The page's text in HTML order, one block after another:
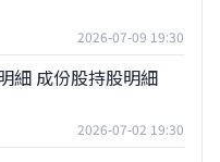
2026-07-09 19:30
細 成份股持股明細
2026-07-02 19:30